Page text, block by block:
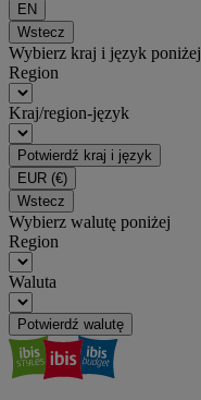
EN
Wstecz
Wybierz kraj i język poniżej
Region
Kraj/region-język
Potwierdź kraj i język
EUR (€)
Wstecz
Wybierz walutę poniżej
Region
Waluta
Potwierdź walutę